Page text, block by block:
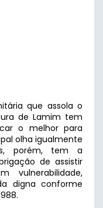
que assola o
de Lamim tem
o melhor para
olha igualmente
porém, tem a
de assistir
vulnerabilidade,
digna conforme